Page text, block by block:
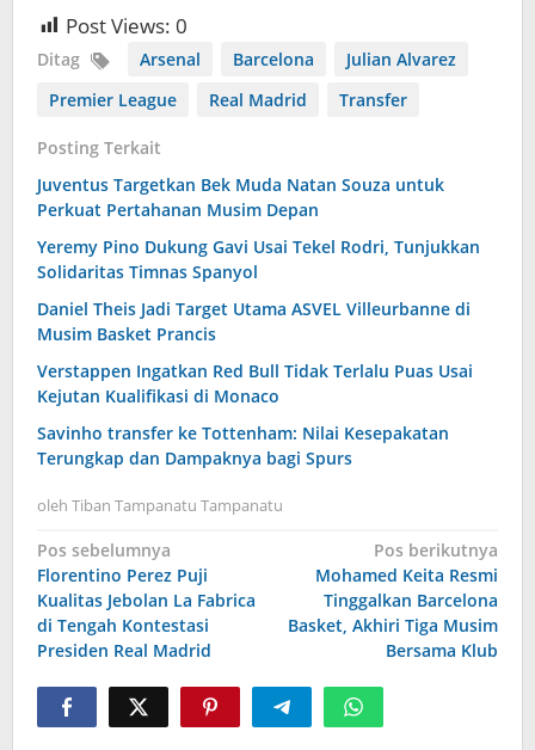
Post Views: 0
Ditag Arsenal Barcelona
Julian Alvarez
Premier League
Real Madrid Transfer
Posting Terkait
Juventus Targetkan Bek Muda Natan Souza untuk
Perkuat Pertahanan Musim Depan
Yeremy Pino Dukung Gavi Usai Tekel Rodri, Tunjukkan
Solidaritas Timnas Spanyol
Daniel Theis Jadi Target Utama ASVEL Villeurbanne di
Musim Basket Prancis
Verstappen Ingatkan Red Bull Tidak Terlalu Puas Usai
Kejutan Kualifikasi di Monaco
Savinho transfer ke Tottenham: Nilai Kesepakatan
Terungkap dan Dampaknya bagi Spurs
oleh Tiban Tampanatu Tampanatu
Navigasi
pos
Pos sebelumnya
Florentino Perez Puji
Kualitas Jebolan La Fabrica
di Tengah Kontestasi
Presiden Real Madrid
Pos berikutnya
Mohamed Keita Resmi
Tinggalkan Barcelona
Basket, Akhiri Tiga Musim
Bersama Klub